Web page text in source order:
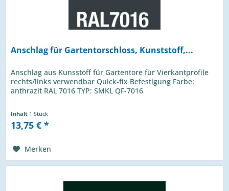
Anschlag für Gartentorschloss, Kunststoff,...
Anschlag aus Kunsstoff für Gartentore für Vierkantprofile
rechts/links verwendbar Quick-fix Befestigung Farbe:
anthrazit RAL 7016 TYP: SMKL QF-7016
Inhalt 1 Stück
13,75 € *
Merken